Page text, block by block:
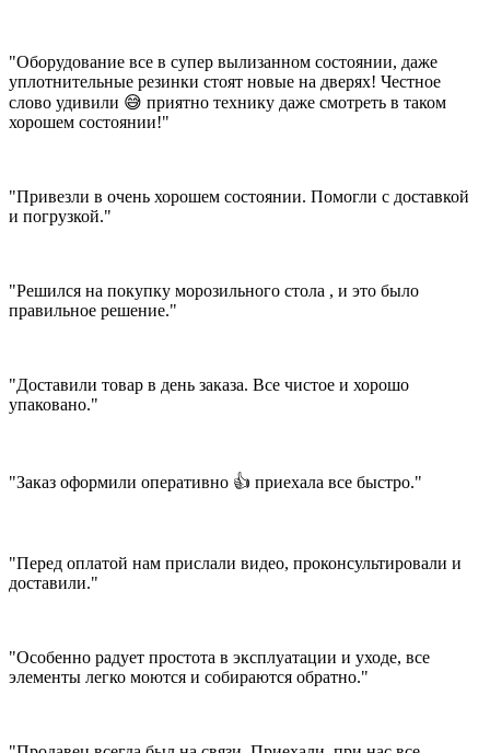
"Оборудование все в супер вылизанном состоянии, даже
уплотнительные резинки стоят новые на дверях! Честное
слово удивили 😅 приятно технику даже смотреть в таком
хорошем состоянии!"
"Привезли в очень хорошем состоянии. Помогли с доставкой
и погрузкой."
"Решился на покупку морозильного стола , и это было
правильное решение."
"Доставили товар в день заказа. Все чистое и хорошо
упаковано."
"Заказ оформили оперативно 👍 приехала все быстро."
"Перед оплатой нам прислали видео, проконсультировали и
доставили."
"Особенно радует простота в эксплуатации и уходе, все
элементы легко моются и собираются обратно."